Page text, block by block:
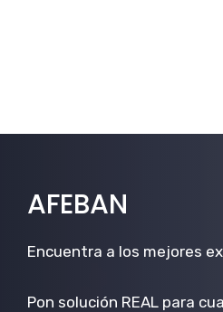
AFEBAN
Encuentra a los mejores
Pon solución REAL para